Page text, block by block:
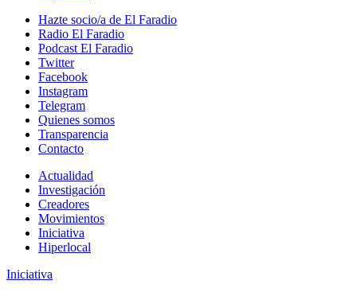
Hazte socio/a de El Faradio
Radio El Faradio
Podcast El Faradio
Twitter
Facebook
Instagram
Telegram
Quienes somos
Transparencia
Contacto
Actualidad
Investigación
Creadores
Movimientos
Iniciativa
Hiperlocal
Iniciativa